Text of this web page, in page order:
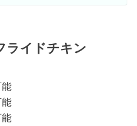
ライドチキン